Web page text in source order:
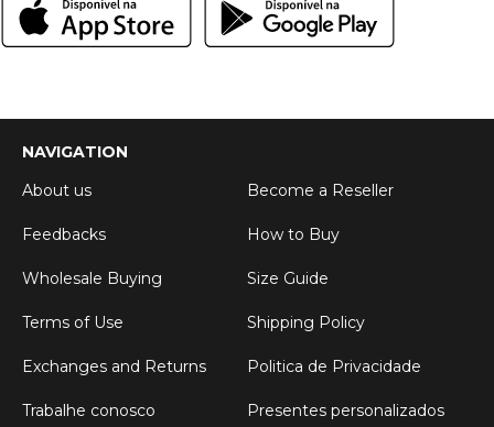
NAVIGATION
About us
Become a Reseller
Feedbacks How to Buy
Wholesale Buying Size Guide
Terms of Use Shipping Policy
Exchanges and Returns Politica de Privacidade
Trabalhe conosco Presentes personalizados